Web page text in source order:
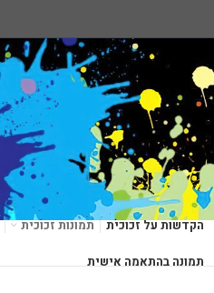
הקדשות על זכוכית תמונות זכוכית
תמונה בהתאמה אישית